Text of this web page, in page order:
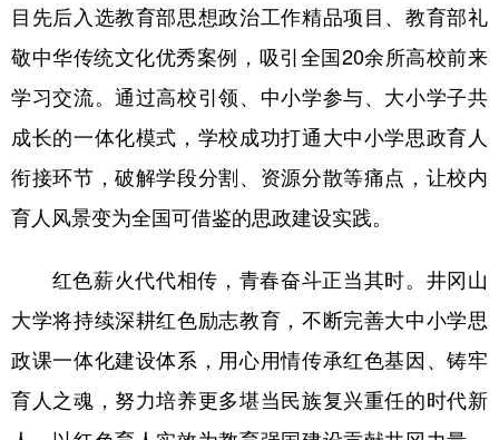
目先后入选教育部思想政治工作精品项目、教育部礼
敬中华传统文化优秀案例，吸引全国20余所高校前来
学习交流。通过高校引领、中小学参与、大小学子共
成长的一体化模式，学校成功打通大中小学思政育人
衔接环节，破解学段分割、资源分散等痛点，让校内
育人风景变为全国可借鉴的思政建设实践。
红色薪火代代相传，青春奋斗正当其时。井冈山
大学将持续深耕红色励志教育，不断完善大中小学思
政课一体化建设体系，用心用情传承红色基因、铸牢
育人之魂，努力培养更多堪当民族复兴重任的时代新